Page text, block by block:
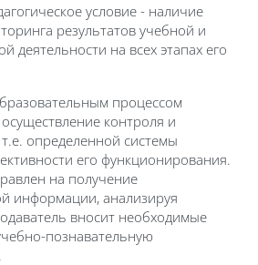
условие - наличие
результатов учебной и
деятельности на всех этапах его
процессом
контроля и
определенной системы
его функционирования.
на получение
информации, анализируя
вносит необходимые
познавательную